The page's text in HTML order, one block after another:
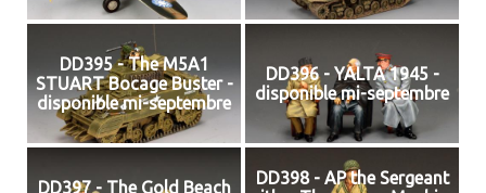
DD395 - The M5A1
STUART Bocage Buster -
disponible mi-septembre
DD396 - YALTA 1945 -
disponible mi-septembre
DD397 - The Gold Beach
DD398 - AP the Sergeant